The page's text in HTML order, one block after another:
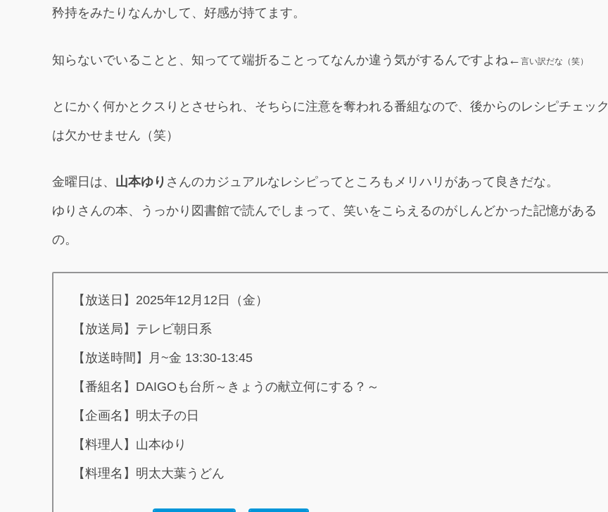
矜持をみたりなんかして、好感が持てます。
知らないでいることと、知ってて端折ることってなんか違う気がするんですよね← 言い訳だな（笑）
とにかく何かとクスりとさせられ、そちらに注意を奪われる番組なので、後からのレシピチェック
は欠かせません（笑）
金曜日は、 山本ゆり さんのカジュアルなレシピってところもメリハリがあって良きだな。
ゆりさんの本、うっかり図書館で読んでしまって、笑いをこらえるのがしんどかった記憶がある
の。
【放送日】2025年12月12日（金）
【放送局】テレビ朝日系
【放送時間】月~金 13:30-13:45
【番組名】DAIGOも台所～きょうの献立何にする？～
【企画名】明太子の日
【料理人】山本ゆり
【料理名】明太大葉うどん